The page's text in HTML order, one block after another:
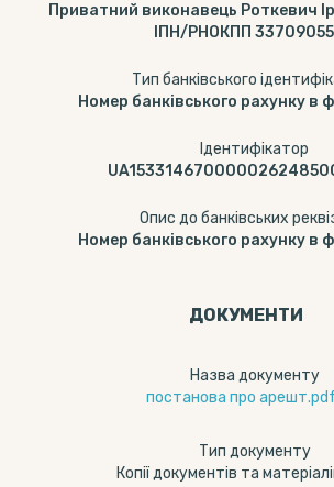
Приватний виконавець Роткевич
ІПН/РНОКПП
Тип банківського
Номер банківського рахунку в
Ідентифікатор
Опис до банківських
Номер банківського рахунку в
ДОКУМЕНТИ
Назва документу
постанова про арешт.pdf
Тип документу
Копії документів та